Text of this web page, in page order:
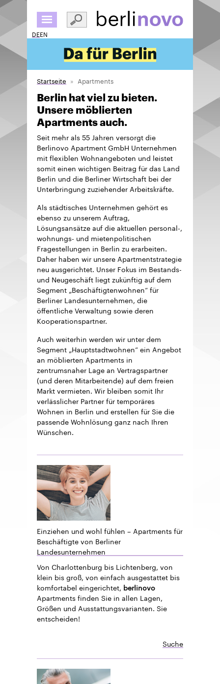
zum
Inhalt
DEEN
Startseite Apartments
Berlin hat viel zu bieten.
Unsere möblierten
Apartments auch.
Seit mehr als 55 Jahren versorgt die
Berlinovo Apartment GmbH Unternehmen
mit flexiblen Wohnangeboten und leistet
somit einen wichtigen Beitrag für das Land
Berlin und die Berliner Wirtschaft bei der
Unterbringung zuziehender Arbeitskräfte.
Als städtisches Unternehmen gehört es
ebenso zu unserem Auftrag,
Lösungsansätze auf die aktuellen personal-,
wohnungs- und mietenpolitischen
Fragestellungen in Berlin zu erarbeiten.
Daher haben wir unsere Apartmentstrategie
neu ausgerichtet. Unser Fokus im Bestands-
und Neugeschäft liegt zukünftig auf dem
Segment „Beschäftigtenwohnen“ für
Berliner Landesunternehmen, die
öffentliche Verwaltung sowie deren
Kooperationspartner.
Auch weiterhin werden wir unter dem
Segment „Hauptstadtwohnen“ ein Angebot
an möblierten Apartments in
zentrumsnaher Lage an Vertragspartner
(und deren Mitarbeitende) auf dem freien
Markt vermieten. Wir bleiben somit Ihr
verlässlicher Partner für temporäres
Wohnen in Berlin und erstellen für Sie die
passende Wohnlösung ganz nach Ihren
Wünschen.
Einziehen und wohl fühlen – Apartments für
Beschäftigte von Berliner
Landesunternehmen
Von Charlottenburg bis Lichtenberg, von
klein bis groß, von einfach ausgestattet bis
komfortabel eingerichtet, berlinovo
Apartments finden Sie in allen Lagen,
Größen und Ausstattungsvarianten. Sie
entscheiden!
Suche